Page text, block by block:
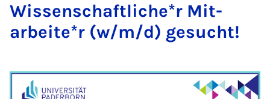
Wis­senschaft­liche*r Mit­
arbeite*r (w/m/d) ge­sucht!